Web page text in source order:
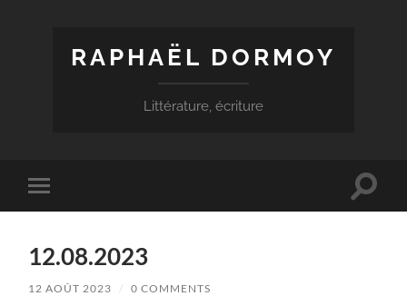
RAPHAËL DORMOY
Littérature, écriture
Toggle
mobile
Toggle
12.08.2023
12 AOÛT 2023 / 0 COMMENTS